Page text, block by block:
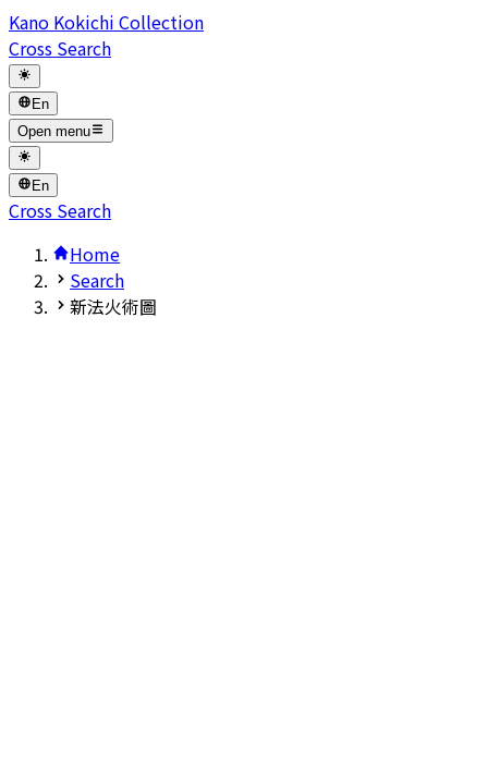
Kano Kokichi Collection
Cross Search
En
Open menu
En
Cross Search
Home
Search
新法火術圖